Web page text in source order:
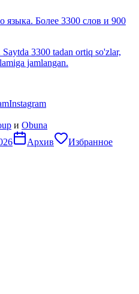
языка. Более 3300 слов и 900
3300 tadan ortiq so'zlar,
jamlangan.
Instagram
и Obuna
Архив Избранное